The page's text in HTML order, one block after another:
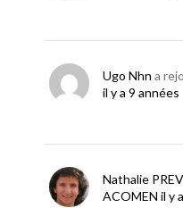
Ugo Nhn a
il y a 9 années
Nathalie
ACOMEN il y